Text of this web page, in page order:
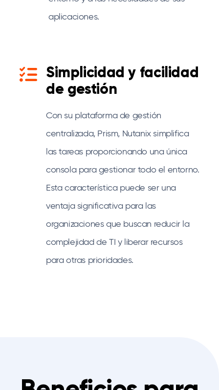
aplicaciones.
Simplicidad y facilidad
de gestión
Con su plataforma de gestión
centralizada, Prism, Nutanix simplifica
las tareas proporcionando una única
consola para gestionar todo el entorno.
Esta característica puede ser una
ventaja significativa para las
organizaciones que buscan reducir la
complejidad de TI y liberar recursos
para otras prioridades.